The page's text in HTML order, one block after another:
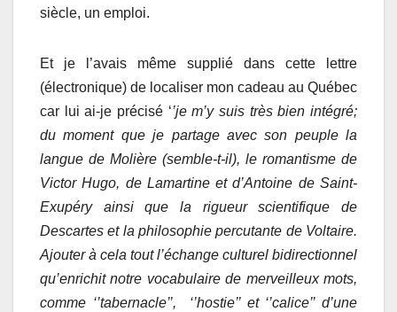
siècle, un emploi.
Et je l’avais même supplié dans cette lettre
(électronique) de localiser mon cadeau au Québec
car lui ai-je précisé ‘’je m’y suis très bien intégré;
du moment que je partage avec son peuple la
langue de Molière (semble-t-il), le romantisme de
Victor Hugo, de Lamartine et d’Antoine de Saint-
Exupéry ainsi que la rigueur scientifique de
Descartes et la philosophie percutante de Voltaire.
Ajouter à cela tout l’échange culturel bidirectionnel
qu’enrichit notre vocabulaire de merveilleux mots,
comme ‘’tabernacle’’, ‘’hostie’’ et ‘’calice’’ d’une